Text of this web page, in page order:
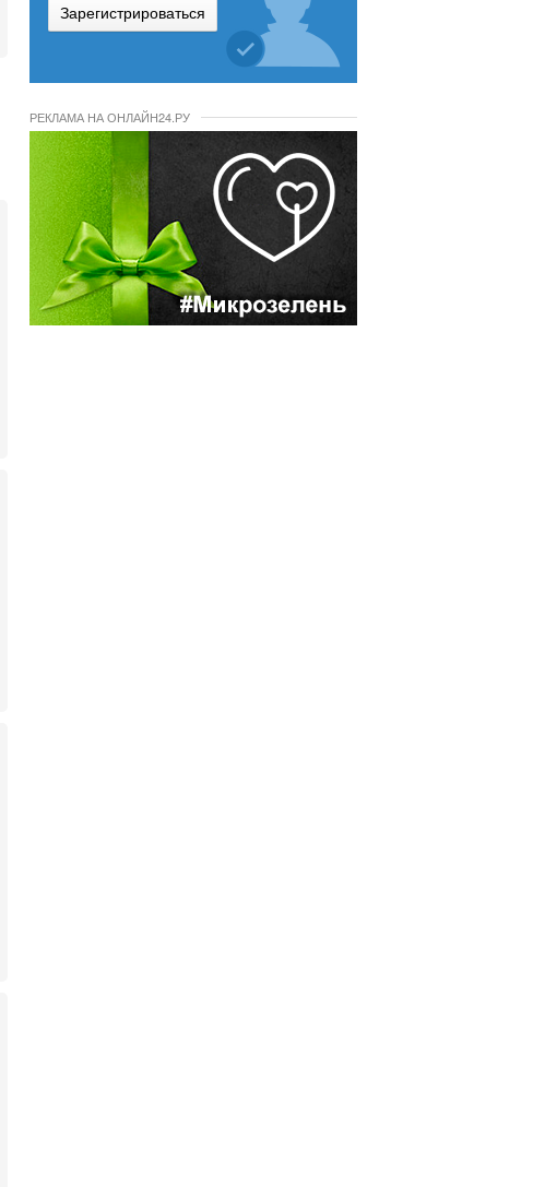
Зарегистрироваться
РЕКЛАМА НА ОНЛАЙН24.РУ